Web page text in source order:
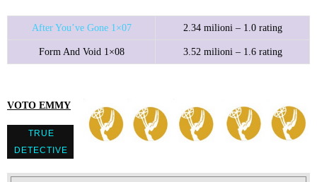
After You’ve Gone 1×07 2.34 milioni – 1.0 rating
Form And Void 1×08 3.52 milioni – 1.6 rating
VOTO EMMY
TRUE
DETECTIVE